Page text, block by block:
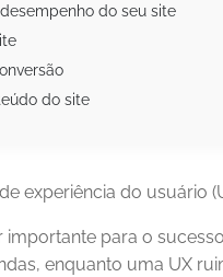
do seu site
do site
experiência do usuário
para o
enquanto uma UX